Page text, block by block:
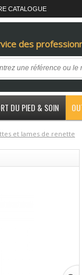
CATALOGUE
des
DU PIED & SOIN
et lames de renette